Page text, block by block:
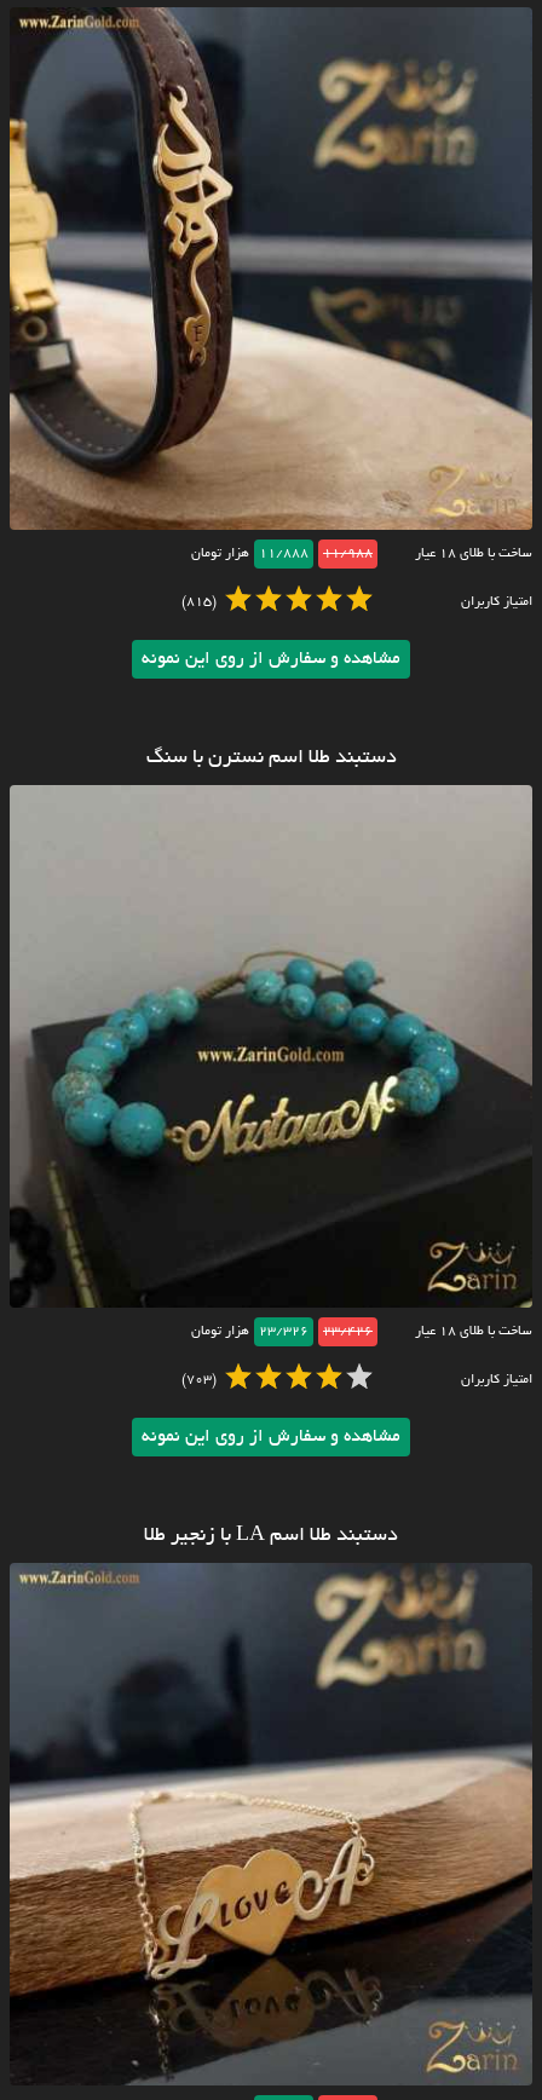
ساخت با طلای ۱۸ عیار 11/988
11/888 هزار تومان
امتیاز کاربران (815)
مشاهده و سفارش از روی این نمونه
دستبند طلا اسم نسترن با سنگ
ساخت با طلای ۱۸ عیار 23/426
23/326 هزار تومان
امتیاز کاربران (703)
مشاهده و سفارش از روی این نمونه
دستبند طلا اسم LA با زنجیر طلا